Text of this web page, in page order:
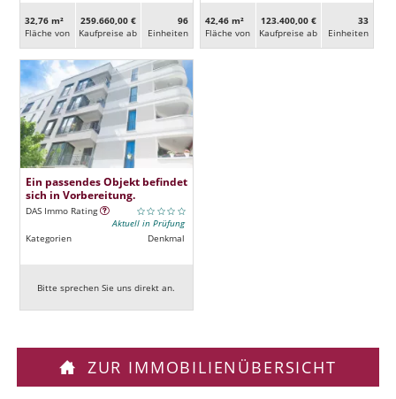
32,76 m²
Fläche von
259.660,00 €
Kaufpreise ab
96
Ein­heiten
42,46 m²
Fläche von
123.400,00 €
Kaufpreise ab
33
Ein­heiten
Ein passendes Objekt befindet
sich in Vorbereitung.
DAS Immo Rating
Aktuell in Prüfung
Kategorien
Denkmal
Bitte sprechen Sie uns direkt an.
ZUR IMMOBILIENÜBERSICHT